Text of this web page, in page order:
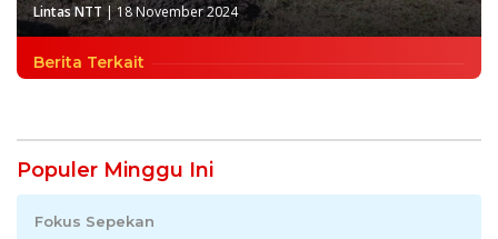
Lintas NTT |18 November 2024
Berita Terkait
Populer Minggu Ini
Fokus Sepekan